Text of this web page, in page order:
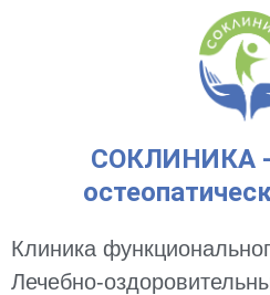
СОКЛИНИКА -
Клиника
Лечебно-